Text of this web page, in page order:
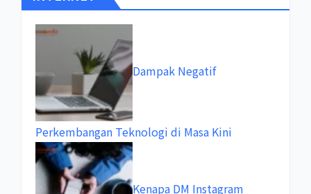
Dampak Negatif
Perkembangan Teknologi di Masa Kini
Kenapa DM Instagram